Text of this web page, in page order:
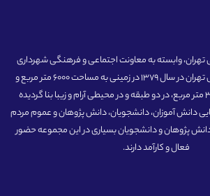
تهران، وابسته به معاونت اجتماعی و فرهنگی شهرداری
منطقه یک تهران، در شمال تهران در سال 1379 در زمینی به مساحت 6000 متر مربع و
ساختمانی با زیر بنای 3000 متر مربع، در دو طبقه و در محیطی آرام و زیبا بنا گردیده
دانش آموزان، دانشجویان، دانش پژوهان و عموم مردم
و دانش پژوهان و دانشجویان بسیاری در این مجموعه حضور
فعال و کارآمد دارند.